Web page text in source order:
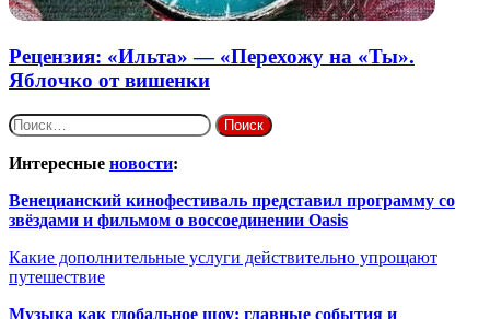
Рецензия: «Ильта» — «Перехожу на «Ты».
Яблочко от вишенки
Найти:
Интересные новости:
Венецианский кинофестиваль представил программу со
звёздами и фильмом о воссоединении Oasis
Какие дополнительные услуги действительно упрощают
путешествие
Музыка как глобальное шоу: главные события и